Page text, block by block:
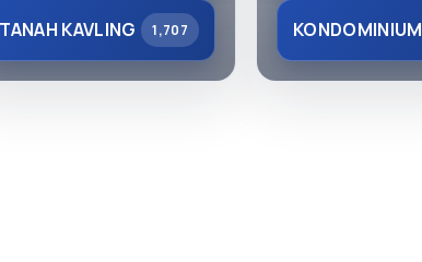
TANAH KAVLING 1,707 KONDOMINIUM